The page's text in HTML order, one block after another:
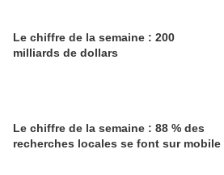
Le chiffre de la semaine : 200
milliards de dollars
Le chiffre de la semaine : 88 % des
recherches locales se font sur mobile